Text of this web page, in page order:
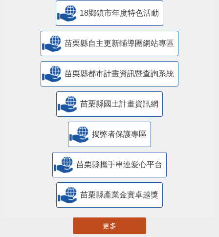
18鄉鎮市年度特色活動
苗栗縣自主更新輔導團網站專區
苗栗縣都市計畫資訊暨查詢系統
苗栗縣國土計畫資訊網
揭弊者保護專區
苗栗縣攜手串連愛心平台
苗栗縣產業金實卓越獎
更多